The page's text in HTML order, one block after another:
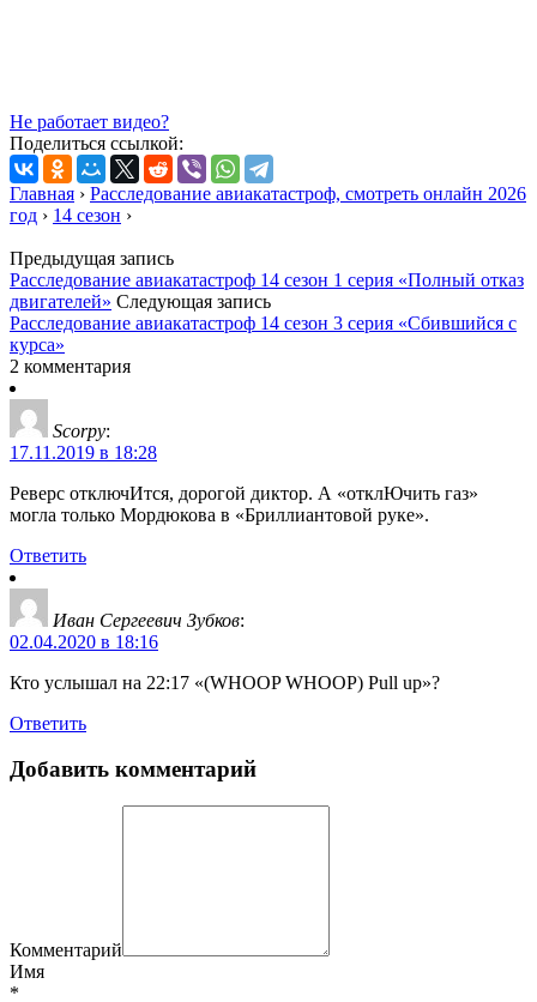
Не работает видео?
Поделиться ссылкой:
Главная › Расследование авиакатастроф, смотреть онлайн 2026
год › 14 сезон ›
Предыдущая запись
Расследование авиакатастроф 14 сезон 1 серия «Полный отказ
двигателей» Следующая запись
Расследование авиакатастроф 14 сезон 3 серия «Сбившийся с
курса»
2 комментария
Scorpy:
17.11.2019 в 18:28
Реверс отключИтся, дорогой диктор. А «отклЮчить газ»
могла только Мордюкова в «Бриллиантовой руке».
Ответить
Иван Сергеевич Зубков:
02.04.2020 в 18:16
Кто услышал на 22:17 «(WHOOP WHOOP) Pull up»?
Ответить
Добавить комментарий
Комментарий
Имя
*